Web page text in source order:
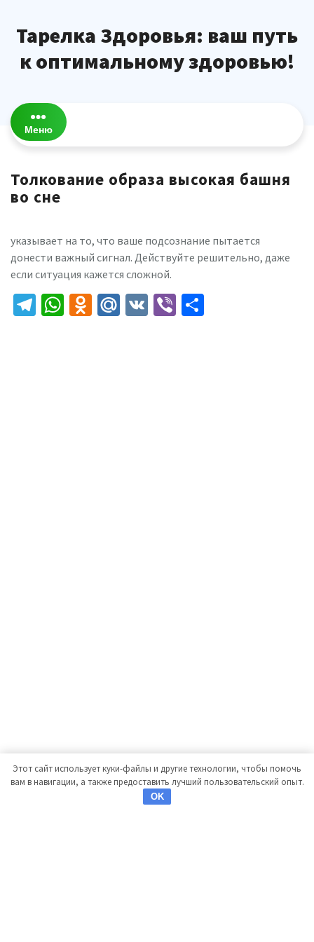
содержимому
Тарелка Здоровья: ваш путь
к оптимальному здоровью!
Меню
Толкование образа высокая башня
во сне
указывает на то, что ваше подсознание пытается
донести важный сигнал. Действуйте решительно, даже
если ситуация кажется сложной.
Telegram
WhatsApp
Odnoklassniki
Mail.Ru
VK Viber
Этот сайт использует куки-файлы и другие технологии, чтобы помочь
вам в навигации, а также предоставить лучший пользовательский опыт.
OK